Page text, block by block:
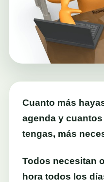
Cuanto más
agenda y
tengas, más
Todos necesitan
hora todos los